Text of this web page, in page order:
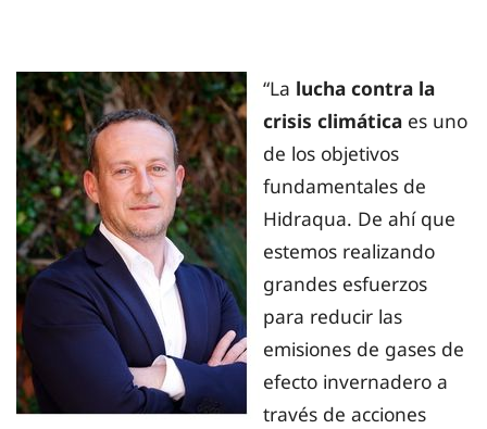
“La lucha contra la
crisis climática es uno
de los objetivos
fundamentales de
Hidraqua. De ahí que
estemos realizando
grandes esfuerzos
para reducir las
emisiones de gases de
efecto invernadero a
través de acciones